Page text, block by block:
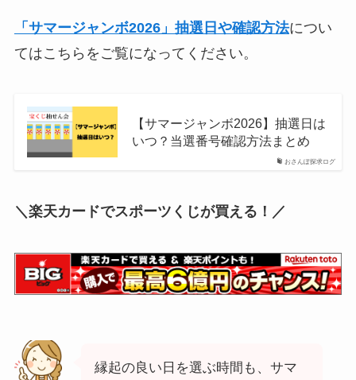
「サマージャンボ2026」抽選日や確認方法につい
てはこちらをご覧になってください。
おさんぽ探求ログ
【サマージャンボ2026】抽選日は
いつ？当選番号確認方法まとめ
＼楽天カードでスポーツくじが買える！／
縁起の良い日を選ぶ時間も、サマ